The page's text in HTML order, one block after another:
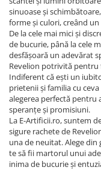
sinuoase și
forme și culori, creând
De la cele mai mici și
de bucurie, până la cele
desfășoară un adevărat
Revelion potrivită pentru
Indiferent că ești un
prietenii și familia cu
alegerea perfectă pentru
speranțe și promisiuni.
La E-Artificii.ro, suntem
sigure rachete de
una de neuitat. Alege
te să fii martorul unui
inima de bucurie și